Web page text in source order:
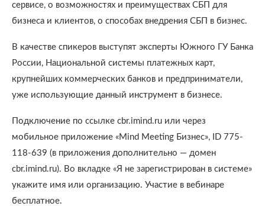
сервисе, о возможностях и преимуществах СБП для
бизнеса и клиентов, о способах внедрения СБП в бизнес.
В качестве спикеров выступят эксперты Южного ГУ Банка
России, Национальной системы платежных карт,
крупнейших коммерческих банков и предприниматели,
уже использующие данный инструмент в бизнесе.
Подключение по ссылке cbr.imind.ru или через
мобильное приложение «Mind Meeting Бизнес», ID 775-
118-639 (в приложения дополнительно — домен
cbr.imind.ru). Во вкладке «Я не зарегистрирован в системе»
укажите имя или организацию. Участие в вебинаре
бесплатное.